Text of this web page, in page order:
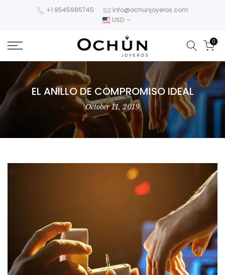
+1 9545985745
info@ochunjoyeros.com
USD
0
EL ANILLO DE COMPROMISO IDEAL
October 11, 2019